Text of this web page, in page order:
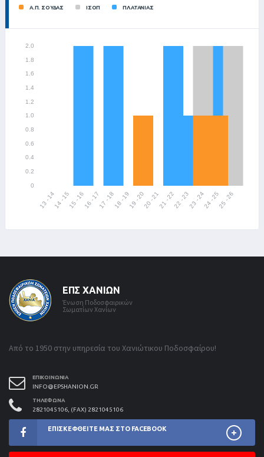
Α.Π. ΣΟΥΔΑΣ ΙΣΟΠ ΠΛΑΤΑΝΙΑΣ
ΕΠΣ ΧΑΝΊΩΝ
Ένωση Ποδοσφαιρικών
Σωματίων Χανίων
Από το 1950 στην υπηρεσία του Χανιώτικου Ποδοσφαίρου!
ΕΠΙΚΟΙΝΩΝΊΑ
INFO@EPSHANION.GR
ΤΗΛΈΦΩΝΑ
2821045106, (FAX) 2821045106
ΕΠΙΣΚΕΦΘΕΊΤΕ ΜΑΣ ΣΤΟ FACEBOOK